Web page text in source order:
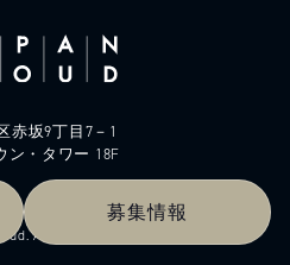
募集情報
赤坂9丁目7－1
ン・タワー 18F
All rights reserved.